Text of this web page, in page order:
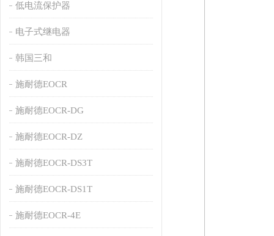
低电流保护器
电子式继电器
韩国三和
施耐德EOCR
施耐德EOCR-DG
施耐德EOCR-DZ
施耐德EOCR-DS3T
施耐德EOCR-DS1T
施耐德EOCR-4E